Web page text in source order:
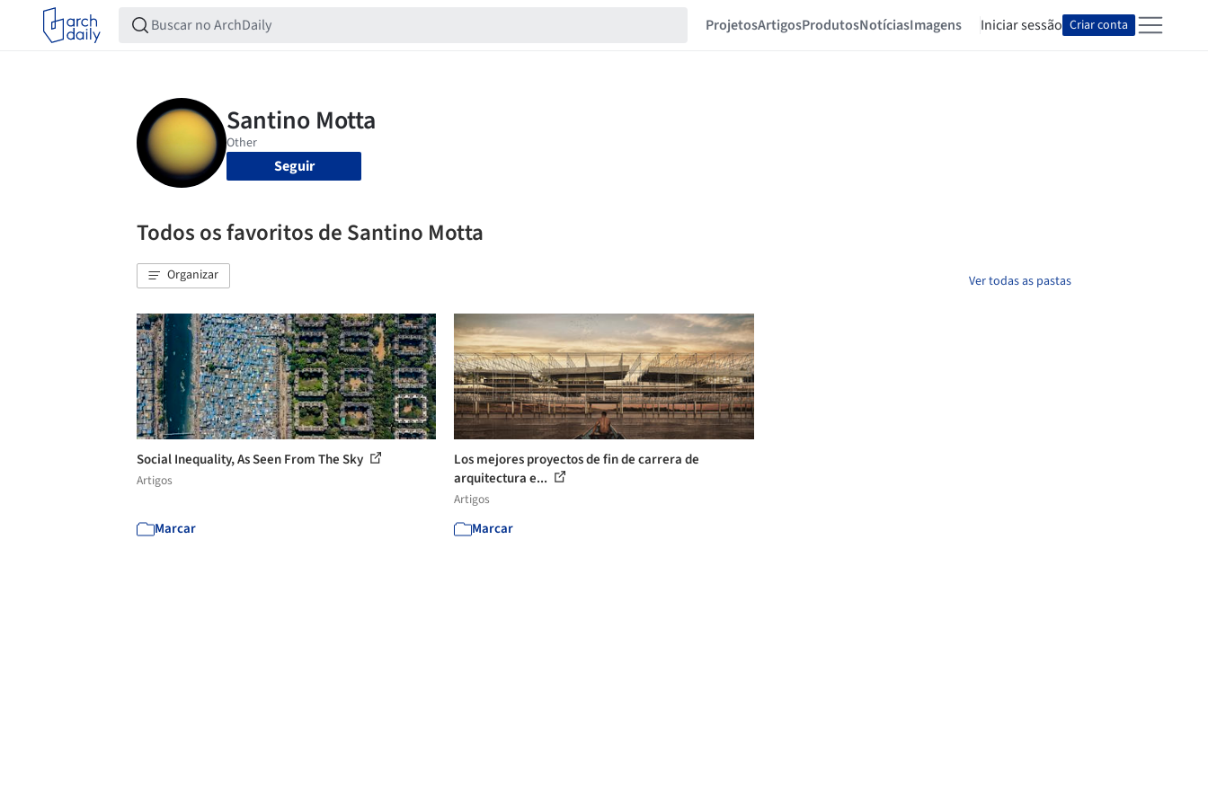
ProjetosArtigosProdutosNotíciasImagens Iniciar sessão Criar conta
Seguir
Todos os favoritos de Santino Motta
Organizar Ver todas as pastas
Social Inequality, As Seen From The Sky
Artigos
Marcar
Los mejores proyectos de fin de carrera de
arquitectura e...
Artigos
Marcar